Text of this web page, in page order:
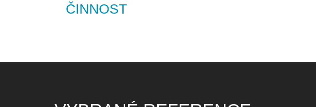
ČINNOST